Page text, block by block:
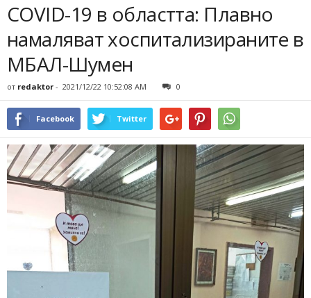
COVID-19 в областта: Плавно
намаляват хоспитализираните в
МБАЛ-Шумен
от redaktor - 2021/12/22 10:52:08 AM 0
Facebook Twitter